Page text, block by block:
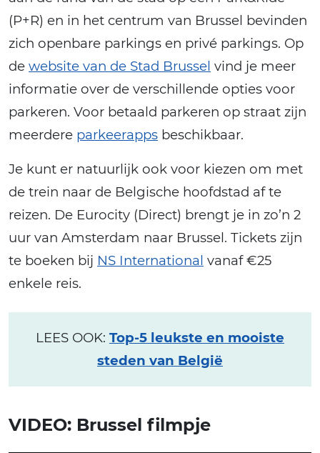
(P+R) en in het centrum van Brussel bevinden
zich openbare parkings en privé parkings. Op
de website van de Stad Brussel vind je meer
informatie over de verschillende opties voor
parkeren. Voor betaald parkeren op straat zijn
meerdere parkeerapps beschikbaar.
Je kunt er natuurlijk ook voor kiezen om met
de trein naar de Belgische hoofdstad af te
reizen. De Eurocity (Direct) brengt je in zo’n 2
uur van Amsterdam naar Brussel. Tickets zijn
te boeken bij NS International vanaf €25
enkele reis.
LEES OOK: Top-5 leukste en mooiste
steden van België
VIDEO: Brussel filmpje